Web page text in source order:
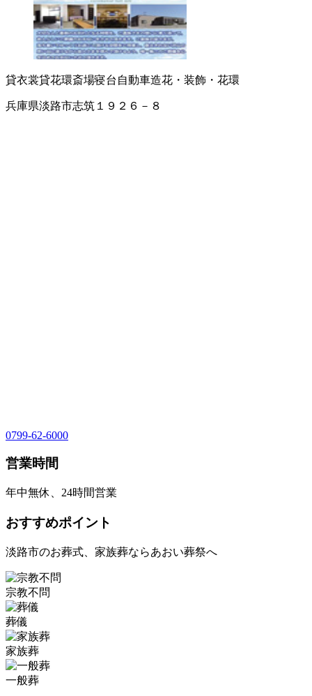
貸衣裳貸花環斎場寝台自動車造花・装飾・花環
兵庫県淡路市志筑１９２６－８
0799-62-6000
営業時間
年中無休、24時間営業
おすすめポイント
淡路市のお葬式、家族葬ならあおい葬祭へ
宗教不問
葬儀
家族葬
一般葬